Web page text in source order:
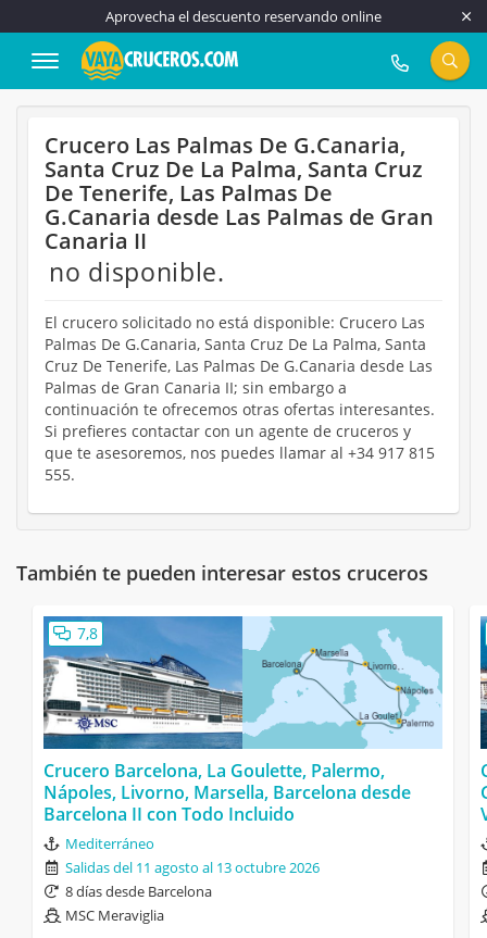
Aprovecha el descuento reservando online
917 815 555
Crucero Las Palmas De G.Canaria,
Santa Cruz De La Palma, Santa Cruz
De Tenerife, Las Palmas De
G.Canaria desde Las Palmas de Gran
Canaria II
no disponible.
El crucero solicitado no está disponible: Crucero Las
Palmas De G.Canaria, Santa Cruz De La Palma, Santa
Cruz De Tenerife, Las Palmas De G.Canaria desde Las
Palmas de Gran Canaria II; sin embargo a
continuación te ofrecemos otras ofertas interesantes.
Si prefieres contactar con un agente de cruceros y
que te asesoremos, nos puedes llamar al +34 917 815
555.
También te pueden interesar estos cruceros
7,8
Crucero Barcelona, La Goulette, Palermo,
Nápoles, Livorno, Marsella, Barcelona desde
Barcelona II con Todo Incluido
Mediterráneo
Salidas del 11 agosto al 13 octubre 2026
8 días desde Barcelona
MSC Meraviglia